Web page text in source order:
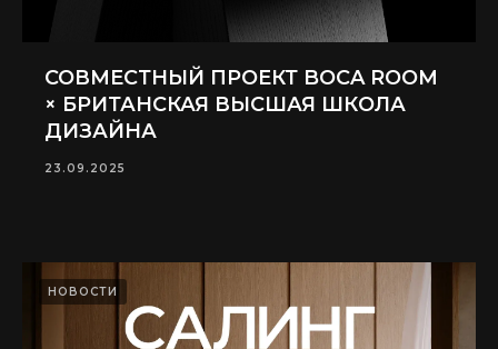
СОВМЕСТНЫЙ ПРОЕКТ BOCA ROOM
× БРИТАНСКАЯ ВЫСШАЯ ШКОЛА
ДИЗАЙНА
23.09.2025
НОВОСТИ